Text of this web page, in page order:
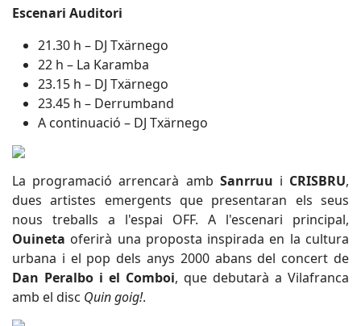
Escenari Auditori
21.30 h – DJ Txärnego
22 h – La Karamba
23.15 h – DJ Txärnego
23.45 h – Derrumband
A continuació – DJ Txärnego
La programació arrencarà amb Sanrruu i CRISBRU,
dues artistes emergents que presentaran els seus
nous treballs a l'espai OFF. A l'escenari principal,
Ouineta oferirà una proposta inspirada en la cultura
urbana i el pop dels anys 2000 abans del concert de
Dan Peralbo i el Comboi, que debutarà a Vilafranca
amb el disc Quin goig!.